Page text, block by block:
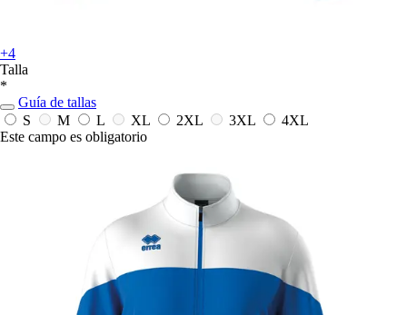
+4
Talla
*
Guía de tallas
S
M L XL 2XL 3XL
4XL
Este campo es obligatorio